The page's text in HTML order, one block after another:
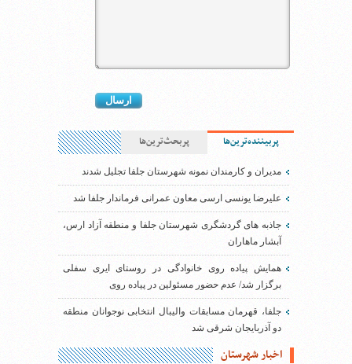
پربیننده‌ترین‌ها پربحث‌ترین‌ها
مدیران و کارمندان نمونه شهرستان جلفا تجلیل شدند
علیرضا یونسی ارسی معاون عمرانی فرماندار جلفا شد
جاذبه های گردشگری شهرستان جلفا و منطقه آزاد ارس،
آبشار ماهاران
همایش پیاده روی خانوادگی در روستای ایری سفلی
برگزار شد/ عدم حضور مسئولین در پیاده روی
جلفا، قهرمان مسابقات والیبال انتخابی نوجوانان منطقه
دو آذربایجان شرقی شد
اخبار شهرستان